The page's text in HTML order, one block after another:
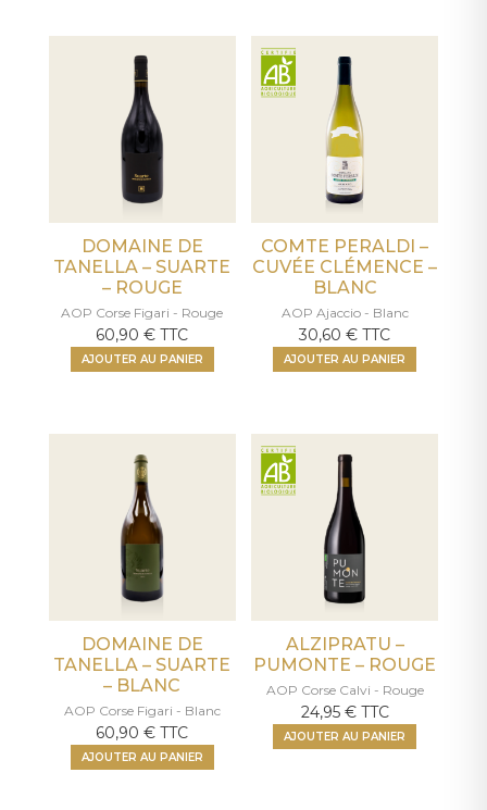
DOMAINE DE
TANELLA – SUARTE
– ROUGE
AOP Corse Figari - Rouge
60,90€ TTC
AJOUTER AU PANIER
COMTE PERALDI –
CUVÉE CLÉMENCE –
BLANC
AOP Ajaccio - Blanc
30,60€ TTC
AJOUTER AU PANIER
DOMAINE DE
TANELLA – SUARTE
– BLANC
AOP Corse Figari - Blanc
60,90€ TTC
AJOUTER AU PANIER
ALZIPRATU –
PUMONTE – ROUGE
AOP Corse Calvi - Rouge
24,95 € TTC
AJOUTER AU PANIER